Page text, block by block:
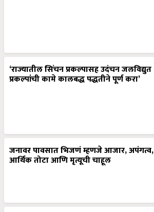
‘राज्यातील सिंचन प्रकल्पासह उदंचन जलविद्युत
प्रकल्पांची कामे कालबद्ध पद्धतीने पूर्ण करा’
जनावर पावसात भिजणं म्हणजे आजार, अपंगत्व,
आर्थिक तोटा आणि मृत्यूची चाहूल